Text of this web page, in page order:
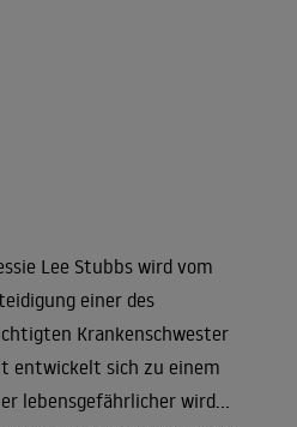
Lee Stubbs wird vom
einer des
Krankenschwester
entwickelt sich zu einem
lebensgefährlicher wird...